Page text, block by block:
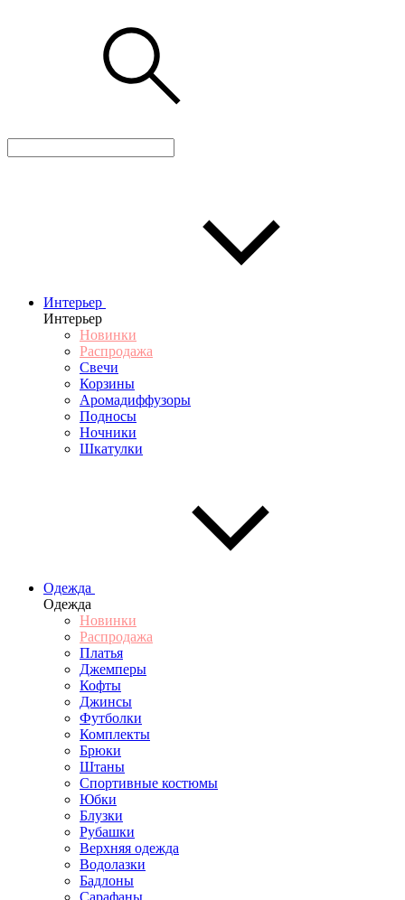
Интерьер
Интерьер
Новинки
Распродажа
Свечи
Корзины
Аромадиффузоры
Подносы
Ночники
Шкатулки
Одежда
Одежда
Новинки
Распродажа
Платья
Джемперы
Кофты
Джинсы
Футболки
Комплекты
Брюки
Штаны
Спортивные костюмы
Юбки
Блузки
Рубашки
Верхняя одежда
Водолазки
Бадлоны
Сарафаны